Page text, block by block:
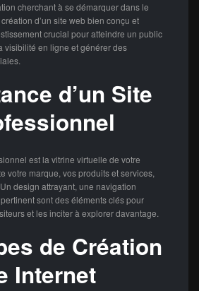
cherchant à se démarquer dans le
d’un site web bien conçu et
crucial pour atteindre un public
visibilité en ligne et générer des
d’un Site
est la vitrine virtuelle de votre
votre marque, vos produits et services,
design attrayant, une navigation
sont des éléments clés pour
et les inciter à explorer davantage.
de Création
Internet